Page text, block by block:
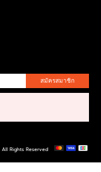
สมัครสมาชิก
All Rights Reserved